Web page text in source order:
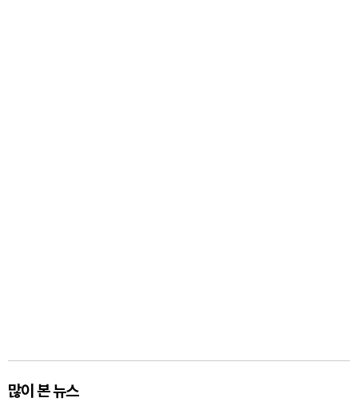
많이 본 뉴스